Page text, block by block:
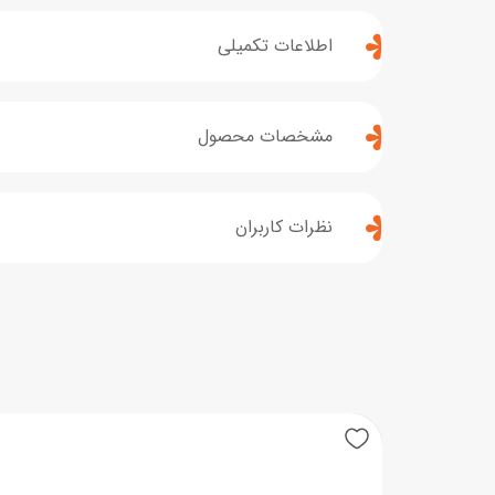
اطلاعات تکمیلی
مشخصات محصول
نظرات کاربران